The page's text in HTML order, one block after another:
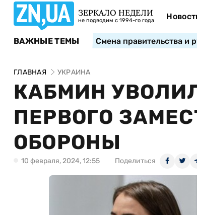
ЗЕРКАЛО НЕДЕЛИ
не подводим с 1994-го года
ВАЖНЫЕ ТЕМЫ Смена правительства и
ГЛАВНАЯ УКРАИНА
КАБМИН
ПЕРВОГО
ОБОРОНЫ
10 февраля, 2024, 12:55 Поделиться